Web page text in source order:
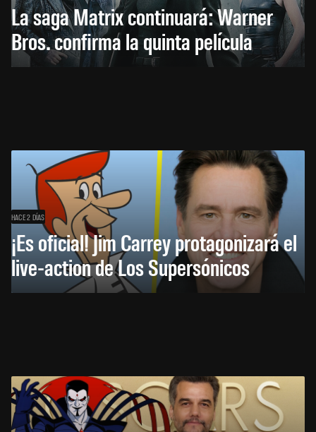
La saga Matrix continuará: Warner
Bros. confirma la quinta película
HACE 2 DÍAS
¡Es oficial! Jim Carrey protagonizará el
live-action de Los Supersónicos